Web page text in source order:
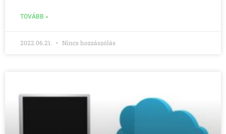
TOVÁBB »
2022.06.21. Nincs hozzászólás